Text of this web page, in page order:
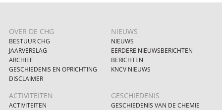
OVER DE CHG
BESTUUR CHG
JAARVERSLAG
ARCHIEF
GESCHIEDENIS EN OPRICHTING
DISCLAIMER
NIEUWS
NIEUWS
EERDERE NIEUWSBERICHTEN
BERICHTEN
KNCV NIEUWS
ACTIVITEITEN
ACTIVITEITEN
GESCHIEDENIS
GESCHIEDENIS VAN DE CHEMIE